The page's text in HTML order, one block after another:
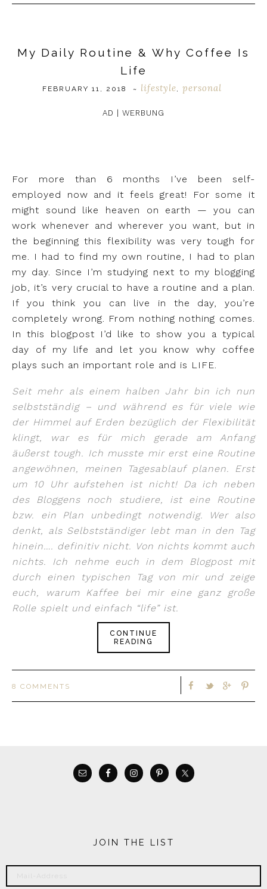
My Daily Routine & Why Coffee Is
Life
FEBRUARY 11, 2018 ~ lifestyle, personal
AD | WERBUNG
For more than 6 months I’ve been self-
employed now and it feels great! For some it
might sound like heaven on earth — you can
work whenever and wherever you want, but in
the beginning this flexibility was very tough for
me. I had to find my own routine, I had to plan
my day. Since I’m studying next to my blogging
job, it’s very crucial to have a routine and a plan.
If you think you can live in the day, you’re
completely wrong. From nothing nothing comes.
In this blogpost I’d like to show you a typical
day of my life and let you know why coffee
plays such an important role and is LIFE.
Seit mehr als einem halben Jahr bin ich nun
selbstständig – und während es für viele wie
der Himmel auf Erden bezüglich der Flexibilität
klingt, war es für mich gerade am Anfang
äußerst tough. Ich musste mir erst eine Routine
angewöhnen, meinen Tagesablauf planen. Erst
um 10 Uhr aufstehen ist nicht! Da ich neben
des Bloggens noch studiere, ist eine Routine
bzw. ein Plan unbedingt notwendig. Wer also
denkt, als Selbstständiger lebt man in den Tag
hinein…. definitiv nicht. Von nichts kommt auch
nichts. Ich nehme euch in dem Blogpost mit
durch einen typischen Tag von mir und zeige
euch, warum Kaffee bei mir eine ganz große
Rolle spielt und einfach “life” ist.
CONTINUE
READING
8 COMMENTS
JOIN THE LIST